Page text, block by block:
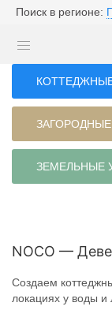
Поиск в регионе:
ЗЕМЕЛЬНЫЕ
NOCO —
Создаем
локациях у воды и